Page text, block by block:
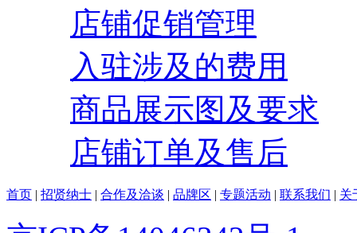
店铺促销管理
入驻涉及的费用
商品展示图及要求
店铺订单及售后
首页 | 招贤纳士 | 合作及洽谈 | 品牌区 | 专题活动 | 联系我们 | 关